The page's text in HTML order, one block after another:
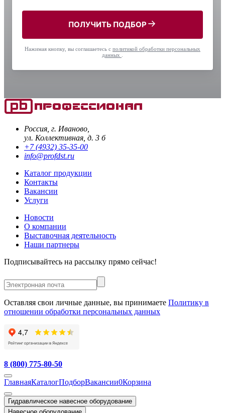
ПОЛУЧИТЬ ПОДБОР
Нажимая кнопку, вы соглашаетесь с политикой обработки персональных
данных
Россия, г. Иваново,
ул. Коллективная, д. 3 б
+7 (4932) 35-35-00
info@profdst.ru
Каталог продукции
Контакты
Вакансии
Услуги
Новости
О компании
Выставочная деятельность
Наши партнеры
Подписывайтесь на рассылку прямо сейчас!
Оставляя свои личные данные, вы принимаете Политику в
отношении обработки персональных данных
8 (800) 775-80-50
ГлавнаяКаталогПодборВакансии0Корзина
Гидравлическое навесное оборудование